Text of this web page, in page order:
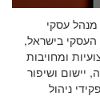
מנהל עסקי
העסקי בישראל,
ומחויבות
יישום ושיפור
ניהול